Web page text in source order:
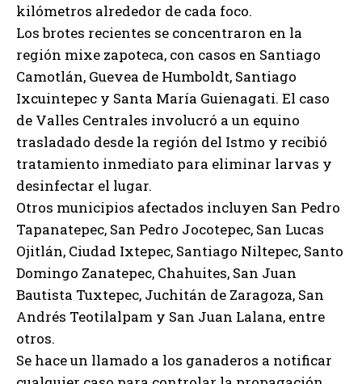
kilómetros alrededor de cada foco.
Los brotes recientes se concentraron en la
región mixe zapoteca, con casos en Santiago
Camotlán, Guevea de Humboldt, Santiago
Ixcuintepec y Santa María Guienagati. El caso
de Valles Centrales involucró a un equino
trasladado desde la región del Istmo y recibió
tratamiento inmediato para eliminar larvas y
desinfectar el lugar.
Otros municipios afectados incluyen San Pedro
Tapanatepec, San Pedro Jocotepec, San Lucas
Ojitlán, Ciudad Ixtepec, Santiago Niltepec, Santo
Domingo Zanatepec, Chahuites, San Juan
Bautista Tuxtepec, Juchitán de Zaragoza, San
Andrés Teotilalpam y San Juan Lalana, entre
otros.
Se hace un llamado a los ganaderos a notificar